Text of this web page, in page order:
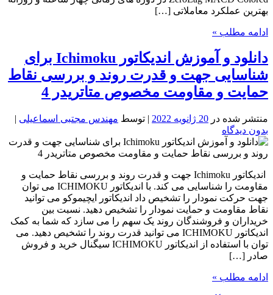
بهترین عملکرد معاملاتی […]
ادامه مطلب »
دانلود و آموزش اندیکاتور Ichimoku برای
شناسایی جهت و قدرت روند و بررسی نقاط
حمایت و مقاومت مخصوص متاتریدر 4
منتشر شده در 20 ژانویه 2022 | توسط مهندس مجتبی اسماعیلی |
بدون دیدگاه
اندیکاتور Ichimoku جهت و قدرت روند و بررسی نقاط حمایت و
مقاومت را شناسایی می کند. با اندیکاتور ICHIMOKU می توان
جهت حرکت نمودار را تشخیص داد اندیکاتور ایچیموکو می توانید
نقاط مقاومت و حمایت نمودار را تشخیص دهید. نسبت بین
خریداران و فروشندگان روند یک سهم را می سازد که شما به کمک
اندیکاتور ICHIMOKU می توانید قدرت روند را تشخیص دهید. می
توان با استفاده از اندیکاتور ICHIMOKU سیگنال خرید و فروش
صادر […]
ادامه مطلب »